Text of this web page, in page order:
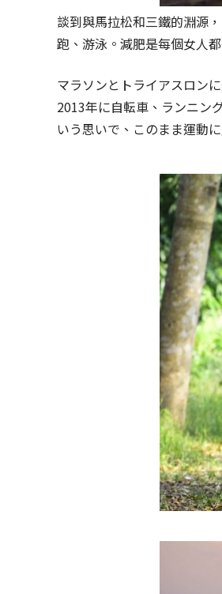
談到與馬拉松和三鐵的淵源
跑、游泳。減肥是每個女人
マラソンとトライアスロン
2013年に自転車、ランニン
いう思いで、このまま運動